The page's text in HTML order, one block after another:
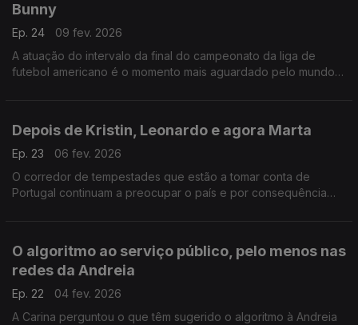
Bunny
Ep. 24
09 fev. 2026
A atuação do intervalo da final do campeonato da liga de
futebol americano é o momento mais aguardado pelo mundo e
Depois de Kristin, Leonardo e agora Marta
Ep. 23
06 fev. 2026
O corredor de tempestades que estão a tomar conta de
Portugal continuam a preocupar o país e por consequência
O algoritmo ao serviço público, pelo menos nas
redes da Andreia
Ep. 22
04 fev. 2026
A Carina perguntou o que têm sugerido o algoritmo à Andreia